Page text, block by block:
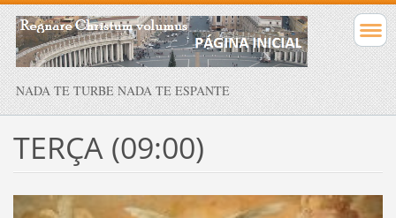
NADA TE TURBE NADA TE ESPANTE
TERÇA (09:00)